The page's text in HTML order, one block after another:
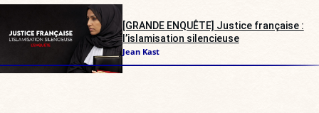
[GRANDE ENQUÊTE] Justice française :
l’islamisation silencieuse
Jean Kast